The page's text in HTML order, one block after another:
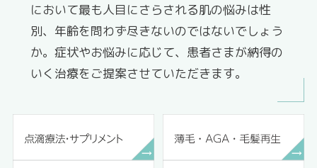
において最も人目にさらされる肌の悩みは性
別、年齢を問わず尽きないのではないでしょう
か。症状やお悩みに応じて、患者さまが納得の
いく治療をご提案させていただきます。